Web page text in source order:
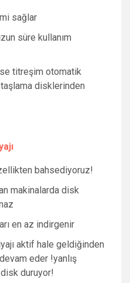
sağlar
süre kullanım
titreşim otomatik
taşlama disklerinden
bahsediyoruz!
makinalarda disk
en az indirgenir
aktif hale geldiğinden
eder !yanlış
disk duruyor!